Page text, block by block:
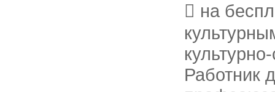
 на
Работник